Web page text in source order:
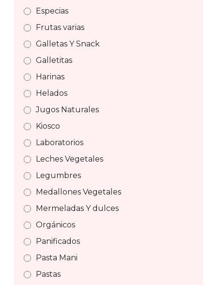
Especias
Frutas varias
Galletas Y Snack
Galletitas
Harinas
Helados
Jugos Naturales
Kiosco
Laboratorios
Leches Vegetales
Legumbres
Medallones Vegetales
Mermeladas Y dulces
Orgánicos
Panificados
Pasta Mani
Pastas